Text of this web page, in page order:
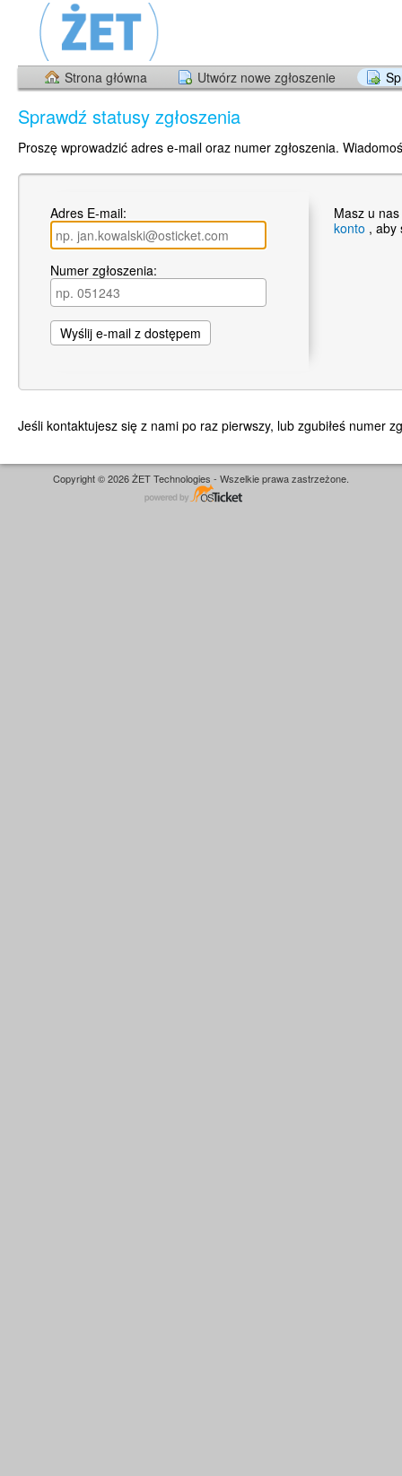
Strona główna Utwórz nowe zgłoszenie
Sprawdź statusy zgłoszenia
Proszę wprowadzić adres e-mail oraz numer zgłoszenia.
Adres E-mail:
Numer zgłoszenia:
Masz u
konto , aby
Jeśli kontaktujesz się z nami po raz pierwszy, lub zgubiłeś numer
Copyright © 2026 ŻET Technologies - Wszelkie prawa zastrzeżone.